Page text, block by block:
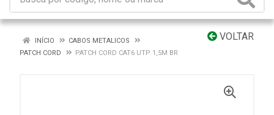
VOLTAR
INÍCIO
CABOS METALICOS
PATCH CORD
PATCH CORD CAT6 UTP 1,5M BR